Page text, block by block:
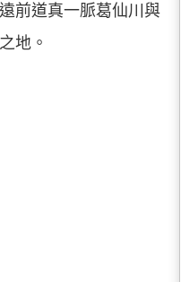
前道真一脈葛仙川與
地。